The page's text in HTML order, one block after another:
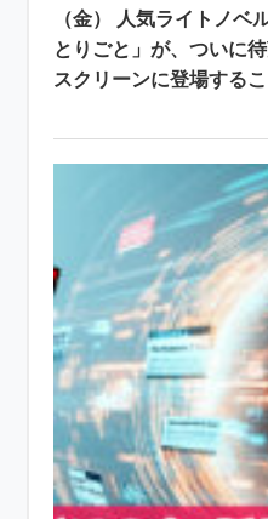
（金） 人気ライトノベ
とりごと」が、ついに
スクリーンに登場する